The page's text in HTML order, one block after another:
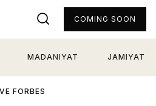
MADANIYAT JAMIYAT
COMING SOON
FORBES